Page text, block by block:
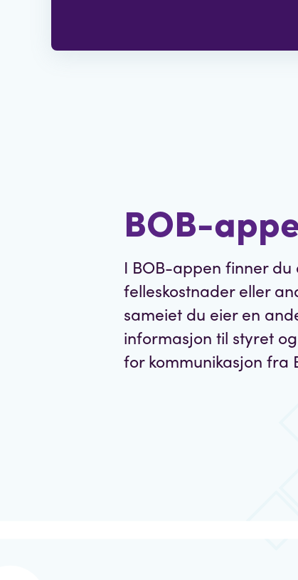
BOB-
I BOB-appen finner
felleskostnader eller
sameiet du eier en
informasjon til styret
for kommunikasjon fra